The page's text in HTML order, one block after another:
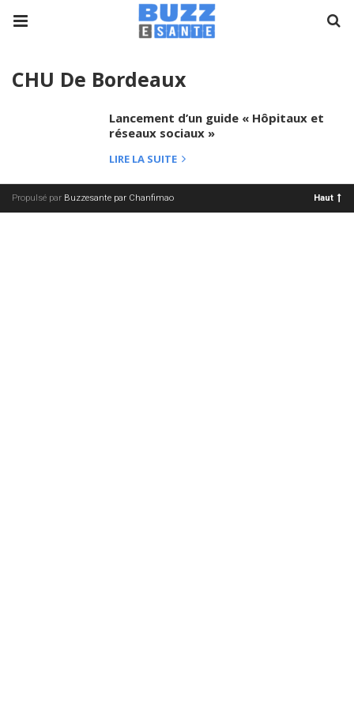
CHU De Bordeaux
Lancement d’un guide « Hôpitaux et
réseaux sociaux »
LIRE LA SUITE
Propulsé par Buzzesante par Chanfimao Haut